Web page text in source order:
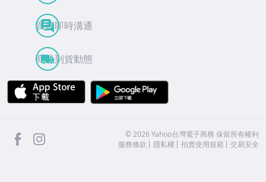
買賣即時溝通
商品到貨動態
APP Store
facebook ©2026 Yahoo台灣電子商務 保留所有權利
服務條款
隱私權 拍賣使用規範 交易安全